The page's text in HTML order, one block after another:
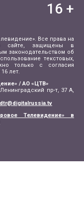
Все права на
сайте, защищены в
законодательством об
текстовых,
только с согласия
лет.
/ АО «ЦТВ»
пр-т, 37 А,
dtr@digitalrussia.tv
Телевидение» в
16 +